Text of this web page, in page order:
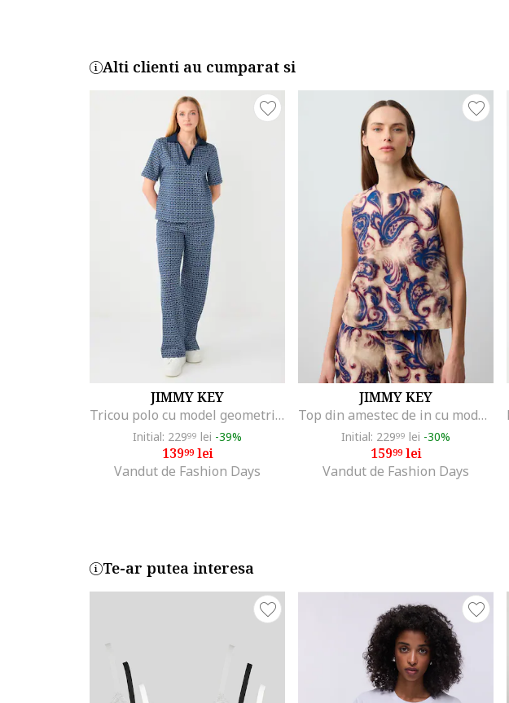
Alti clienti au cumparat si
JIMMY KEY
Tricou polo cu model geometric, Albastru inchis
Initial: 22999 lei -39%
13999lei
Vandut de Fashion Days
JIMMY KEY
Top din amestec de in cu model paisley, Bej/Bleumarin
Initial: 22999 lei -30%
15999lei
Vandut de Fashion Days
Te-ar putea interesa